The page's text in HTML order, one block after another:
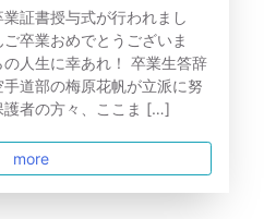
証書授与式が行われまし
卒業おめでとうございま
人生に幸あれ！ 卒業生答辞
道部の梅原花帆が立派に努
護者の方々、ここま […]
more